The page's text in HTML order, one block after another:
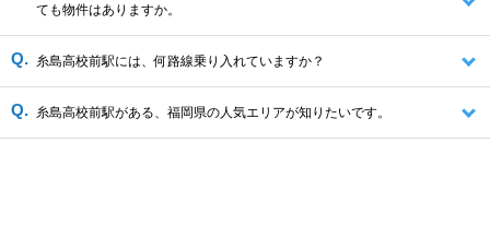
ても物件はありますか。
糸島高校前駅には、何路線乗り入れていますか？
糸島高校前駅がある、福岡県の人気エリアが知りたいです。